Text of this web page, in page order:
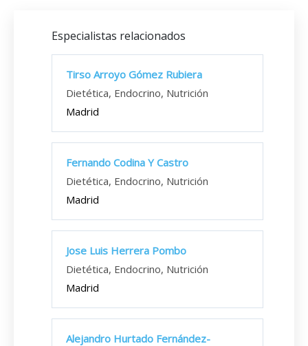
Especialistas relacionados
Tirso Arroyo Gómez Rubiera
Dietética, Endocrino, Nutrición
Madrid
Fernando Codina Y Castro
Dietética, Endocrino, Nutrición
Madrid
Jose Luis Herrera Pombo
Dietética, Endocrino, Nutrición
Madrid
Alejandro Hurtado Fernández-